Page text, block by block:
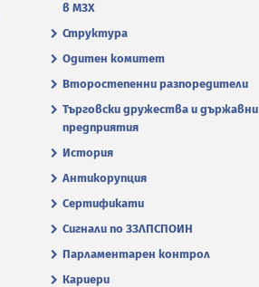
в МЗХ
Структура
Одитен комитет
Второстепенни разпоредители
Търговски дружества и държавни
предприятия
История
Антикорупция
Сертификати
Сигнали по ЗЗЛПСПОИН
Парламентарен контрол
Кариери